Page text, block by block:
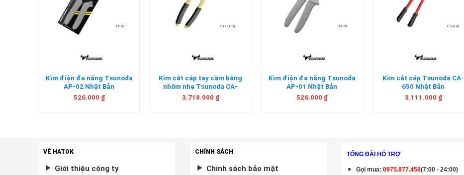
Kìm điện đa năng Tsunoda
AP-02 Nhật Bản
526.000 ₫
Kìm cắt cáp tay cầm bằng
nhôm nhẹ Tsunoda CA-
600AL Nhật Bản
3.718.000 ₫
Kìm điện đa năng Tsunoda
AP-01 Nhật Bản
526.000 ₫
Kìm cắt cáp Tsunoda CA-
650 Nhật Bản
3.111.000 ₫
VỀ HATOK
Giới thiệu công ty
CHÍNH SÁCH
Chính sách bảo mật
TỔNG ĐÀI HỖ TRỢ
Gọi mua:0975.877.458(7:00 - 24:00)